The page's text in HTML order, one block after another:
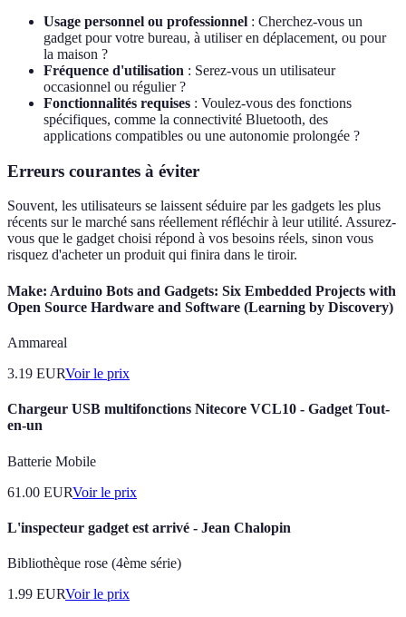
Usage personnel ou professionnel : Cherchez-vous un
gadget pour votre bureau, à utiliser en déplacement, ou pour
la maison ?
Fréquence d'utilisation : Serez-vous un utilisateur
occasionnel ou régulier ?
Fonctionnalités requises : Voulez-vous des fonctions
spécifiques, comme la connectivité Bluetooth, des
applications compatibles ou une autonomie prolongée ?
Erreurs courantes à éviter
Souvent, les utilisateurs se laissent séduire par les gadgets les plus
récents sur le marché sans réellement réfléchir à leur utilité. Assurez-
vous que le gadget choisi répond à vos besoins réels, sinon vous
risquez d'acheter un produit qui finira dans le tiroir.
Make: Arduino Bots and Gadgets: Six Embedded Projects with
Open Source Hardware and Software (Learning by Discovery)
Ammareal
3.19 EURVoir le prix
Chargeur USB multifonctions Nitecore VCL10 - Gadget Tout-
en-un
Batterie Mobile
61.00 EURVoir le prix
L'inspecteur gadget est arrivé - Jean Chalopin
Bibliothèque rose (4ème série)
1.99 EURVoir le prix